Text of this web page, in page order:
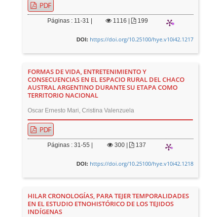
PDF
Páginas : 11-31 | 1116 199
DOI: https://doi.org/10.25100/hye.v10i42.1217
FORMAS DE VIDA, ENTRETENIMIENTO Y
CONSECUENCIAS EN EL ESPACIO RURAL DEL CHACO
AUSTRAL ARGENTINO DURANTE SU ETAPA COMO
TERRITORIO NACIONAL
Oscar Ernesto Mari, Cristina Valenzuela
PDF
Páginas : 31-55 | 300 137
DOI: https://doi.org/10.25100/hye.v10i42.1218
HILAR CRONOLOGÍAS, PARA TEJER TEMPORALIDADES
EN EL ESTUDIO ETNOHISTÓRICO DE LOS TEJIDOS
INDÍGENAS